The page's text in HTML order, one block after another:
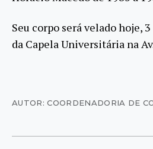
Seu corpo será velado hoje,
da Capela Universitária na
AUTOR: COORDENADORIA DE